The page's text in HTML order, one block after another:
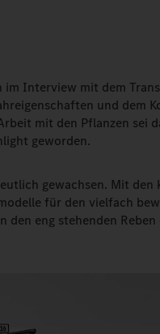
Interview mit dem
und dem
mit den Pflanzen sei
geworden.
gewachsen. Mit den
für den vielfach
den eng stehenden